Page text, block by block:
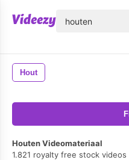
Hout
Houten Videomateriaal
1.821 royalty free stock videos